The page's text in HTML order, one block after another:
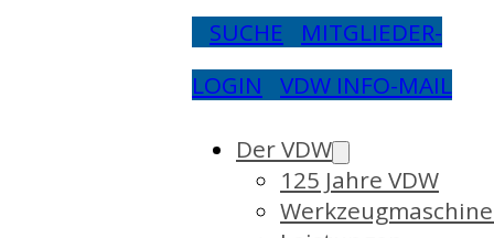
SUCHE
MITGLIEDER-
LOGIN
VDW INFO-MAIL
Der VDW
125 Jahre VDW